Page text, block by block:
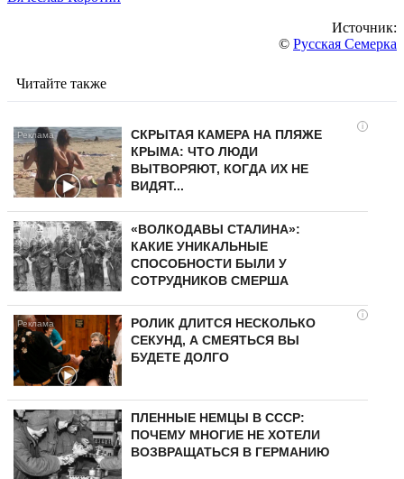
Источник:
© Русская Семерка
Читайте также
i
СКРЫТАЯ КАМЕРА НА ПЛЯЖЕ
КРЫМА: ЧТО ЛЮДИ
ВЫТВОРЯЮТ, КОГДА ИХ НЕ
ВИДЯТ...
«ВОЛКОДАВЫ СТАЛИНА»:
КАКИЕ УНИКАЛЬНЫЕ
СПОСОБНОСТИ БЫЛИ У
СОТРУДНИКОВ СМЕРША
i
РОЛИК ДЛИТСЯ НЕСКОЛЬКО
СЕКУНД, А СМЕЯТЬСЯ ВЫ
БУДЕТЕ ДОЛГО
ПЛЕННЫЕ НЕМЦЫ В СССР:
ПОЧЕМУ МНОГИЕ НЕ ХОТЕЛИ
ВОЗВРАЩАТЬСЯ В ГЕРМАНИЮ